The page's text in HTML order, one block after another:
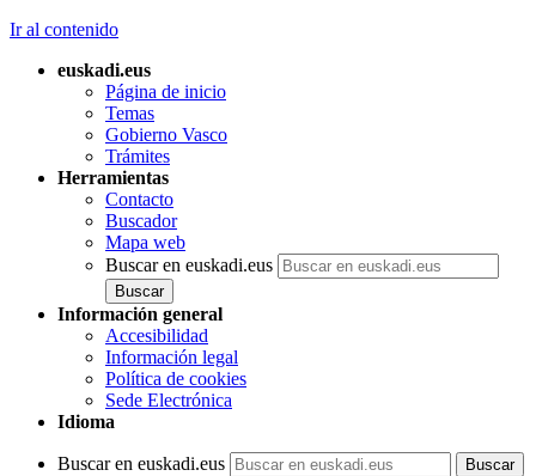
Ir al contenido
euskadi.eus
Página de inicio
Temas
Gobierno Vasco
Trámites
Herramientas
Contacto
Buscador
Mapa web
Buscar en euskadi.eus
Información general
Accesibilidad
Información legal
Política de cookies
Sede Electrónica
Idioma
Buscar en euskadi.eus